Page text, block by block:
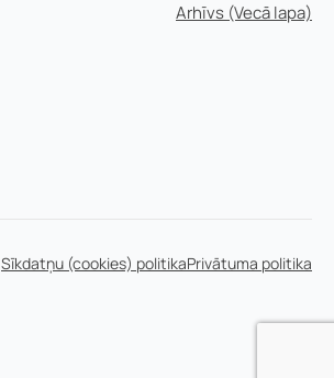
Arhīvs (Vecā lapa)
Sīkdatņu (cookies) politikaPrivātuma politika